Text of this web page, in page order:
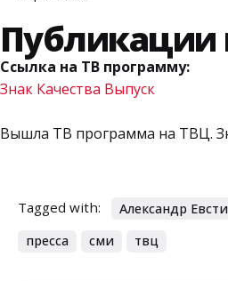
Ссылка на ТВ программу:
Знак Качества Выпуск
Вышла ТВ программа на ТВЦ.
Tagged with:
Александр
пресса
сми твц